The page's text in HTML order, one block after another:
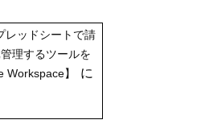
レッドシートで請
理するツールを
】
に